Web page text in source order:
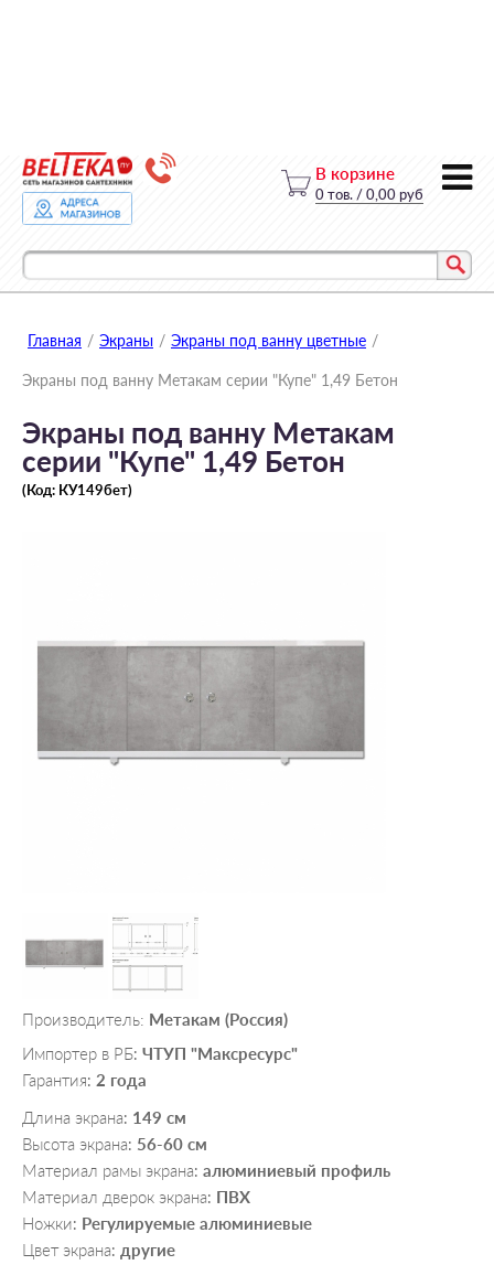
В корзине
Главная / Экраны / Экраны под ванну цветные /
Экраны под ванну Метакам серии "Купе" 1,49 Бетон
Экраны под ванну Метакам
серии "Купе" 1,49 Бетон
(Код: КУ149бет)
Производитель: Метакам (Россия)
Импортер в РБ: ЧТУП "Максресурс"
Гарантия: 2 года
Длина экрана: 149 см
Высота экрана: 56-60 см
Материал рамы экрана: алюминиевый профиль
Материал дверок экрана: ПВХ
Ножки: Регулируемые алюминиевые
Цвет экрана: другие